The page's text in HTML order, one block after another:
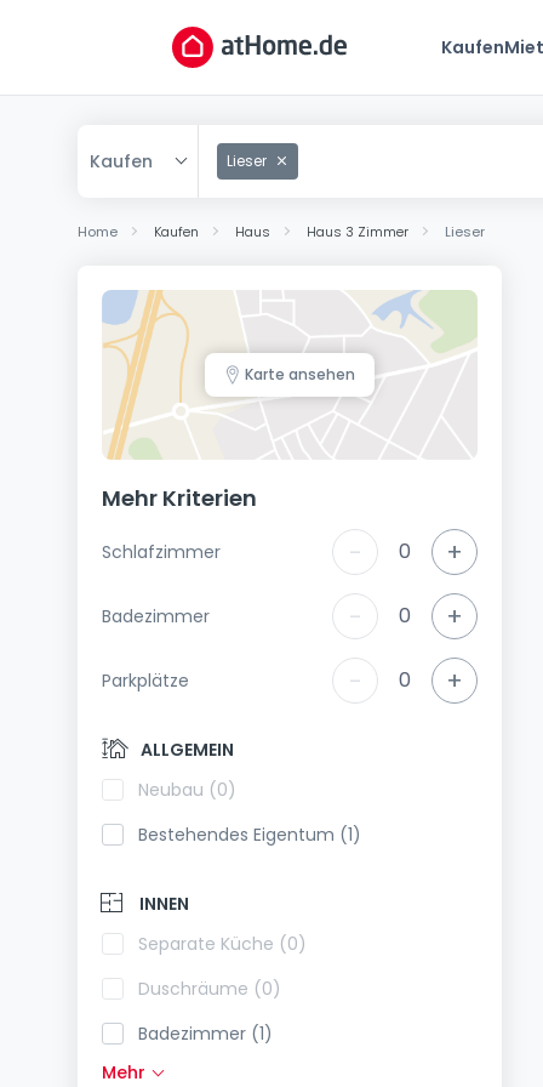
Kaufen
Kaufen Lieser
Home Kaufen Haus Haus 3 Zimmer Lieser
Karte ansehen
Mehr Kriterien
Schlafzimmer - 0 +
Badezimmer - 0 +
Parkplätze - 0 +
ALLGEMEIN
Neubau (0)
Bestehendes Eigentum (1)
INNEN
Separate Küche (0)
Duschräume (0)
Badezimmer (1)
Einbauküche (1)
Mehr